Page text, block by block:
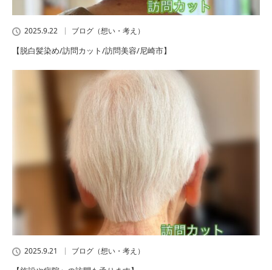
2025.9.22 ブログ（想い・考え）
【脱白髪染め/訪問カット/訪問美容/尼崎市】
2025.9.21 ブログ（想い・考え）